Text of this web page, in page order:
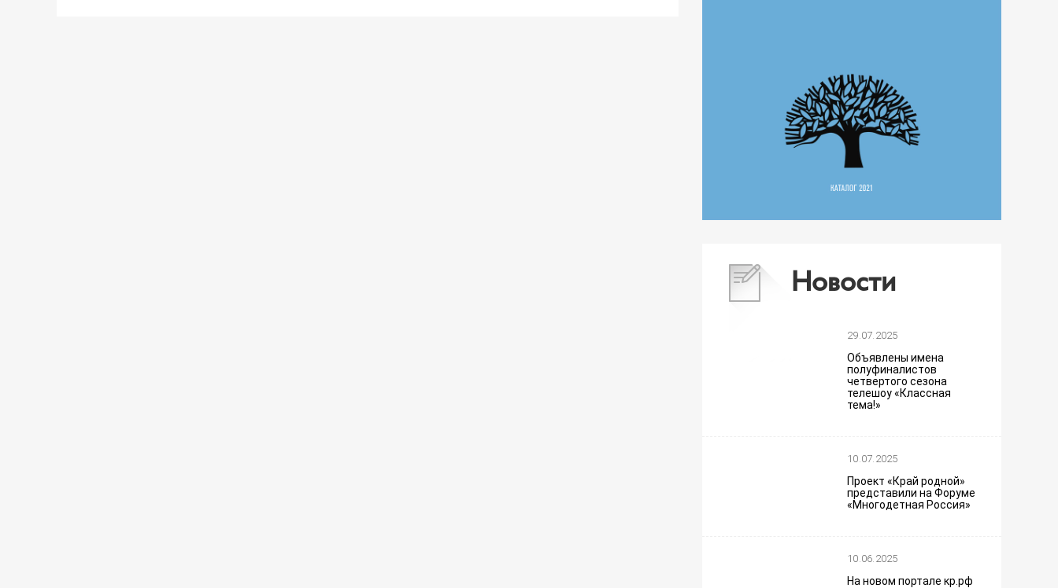
Новости
29.07.2025
Объявлены имена
полуфиналистов
четвертого сезона
телешоу «Классная
тема!»
10.07.2025
Проект «Край родной»
представили на Форуме
«Многодетная Россия»
10.06.2025
На новом портале кр.рф